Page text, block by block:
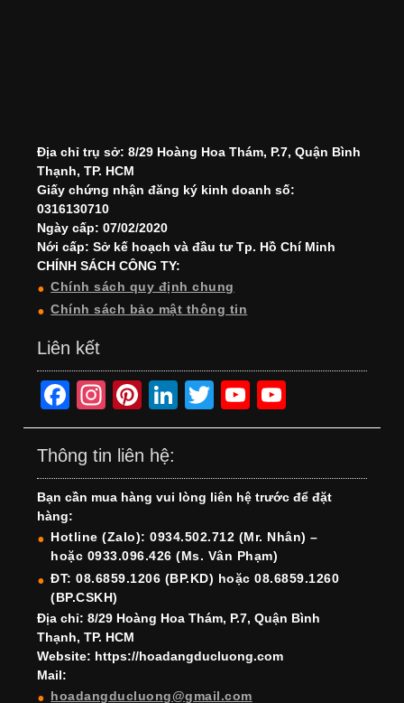
Địa chỉ trụ sở: 8/29 Hoàng Hoa Thám, P.7, Quận Bình
Thạnh, TP. HCM
Giấy chứng nhận đăng ký kinh doanh số:
0316130710
Ngày cấp: 07/02/2020
Nới cấp: Sở kế hoạch và đầu tư Tp. Hồ Chí Minh
CHÍNH SÁCH CÔNG TY:
Chính sách quy định chung
Chính sách bảo mật thông tin
Liên kết
F
a
c
e
b
o
o
k
In
st
a
gr
a
m
Pi
nt
er
e
st
Li
n
e
dI
n
T
wi
er
Y
o
T
u
b
e
o
T
u
b
e
h
Thông tin liên hệ:
Bạn cần mua hàng vui lòng liên hệ trước để đặt
hàng:
Hotline (Zalo): 0934.502.712 (Mr. Nhân) –
hoặc 0933.096.426 (Ms. Vân Phạm)
ĐT: 08.6859.1206 (BP.KD) hoặc 08.6859.1260
(BP.CSKH)
Địa chỉ: 8/29 Hoàng Hoa Thám, P.7, Quận Bình
Thạnh, TP. HCM
Website: https://hoadangducluong.com
Mail:
hoadangducluong@gmail.com